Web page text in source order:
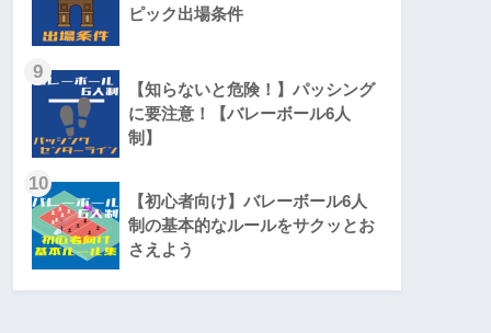
ピック出場条件
9
【知らないと危険！】パッシング
に要注意！【バレーボール6人
制】
10
【初心者向け】バレーボール6人
制の基本的なルールをサクッとお
さえよう